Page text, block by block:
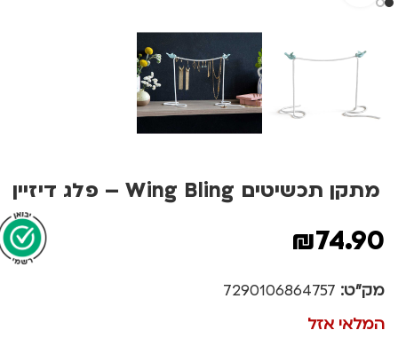
מתקן תכשיטים Wing Bling – פלג דיזיין
₪74.90
מק"ט: 7290106864757
המלאי אזל